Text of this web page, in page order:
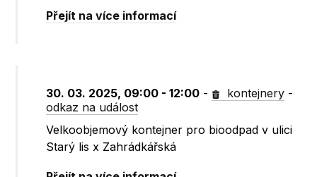
Přejít na více informací
30. 03. 2025, 09:00 - 12:00 - kontejnery -
odkaz na událost
Velkoobjemový kontejner pro bioodpad v ulici
Starý lis x Zahrádkářská